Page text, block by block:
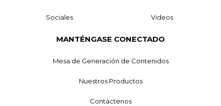
Sociales Videos
MANTÉNGASE CONECTADO
Mesa de Generación de Contenidos
Nuestros Productos
Contáctenos